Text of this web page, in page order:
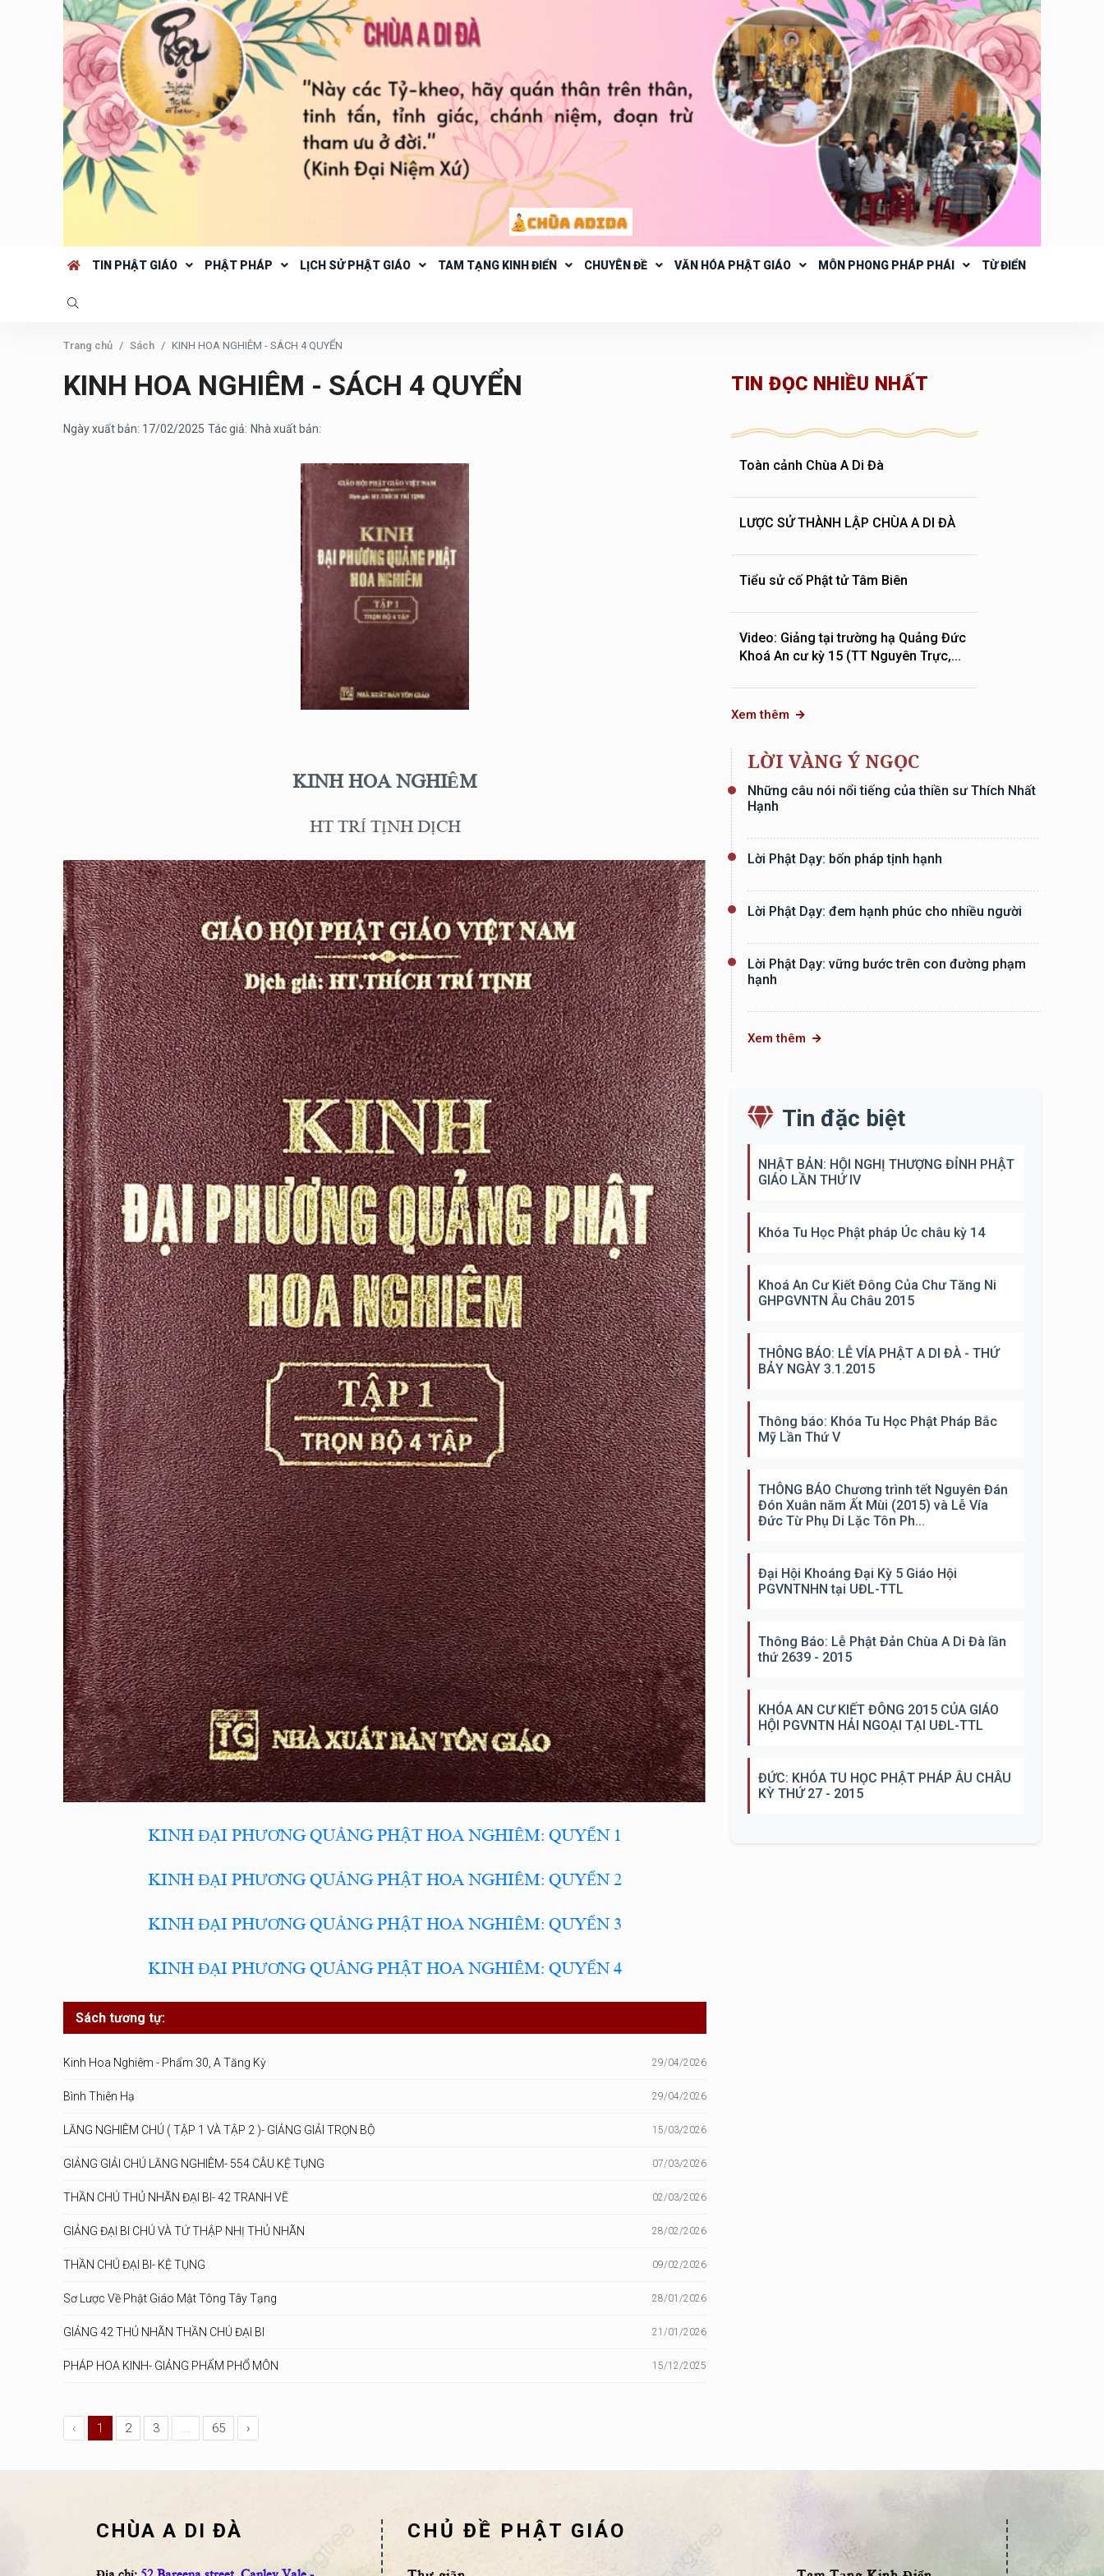
TIN PHẬT GIÁO PHẬT PHÁP LỊCH SỬ PHẬT GIÁO TAM TẠNG KINH ĐIỂN CHUYÊN ĐỀ VĂN HÓA PHẬT GIÁO MÔN PHONG PHÁP PHÁI TỪ ĐIỂN
Trang chủ Sách KINH HOA NGHIÊM - SÁCH 4 QUYỂN
KINH HOA NGHIÊM - SÁCH 4 QUYỂN
Ngày xuất bản: 17/02/2025 Tác giả: Nhà xuất bản:
KINH HOA NGHIÊM
HT TRÍ TỊNH DỊCH
KINH ĐẠI PHƯƠNG QUẢNG PHẬT HOA NGHIÊM: QUYỂN 1
KINH ĐẠI PHƯƠNG QUẢNG PHẬT HOA NGHIÊM: QUYỂN 2
KINH ĐẠI PHƯƠNG QUẢNG PHẬT HOA NGHIÊM: QUYỂN 3
KINH ĐẠI PHƯƠNG QUẢNG PHẬT HOA NGHIÊM: QUYỂN 4
Sách tương tự:
Kinh Hoa Nghiêm - Phẩm 30, A Tăng Kỳ 29/04/2026
Bình Thiên Hạ 29/04/2026
LĂNG NGHIÊM CHÚ ( TẬP 1 VÀ TẬP 2 )- GIẢNG GIẢI TRỌN BỘ 15/03/2026
GIẢNG GIẢI CHÚ LĂNG NGHIÊM- 554 CÂU KỆ TỤNG 07/03/2026
THẦN CHÚ THỦ NHÃN ĐẠI BI- 42 TRANH VẼ 02/03/2026
GIẢNG ĐẠI BI CHÚ VÀ TỨ THẬP NHỊ THỦ NHÃN 28/02/2026
THẦN CHÚ ĐẠI BI- KỆ TỤNG 09/02/2026
Sơ Lược Về Phật Giáo Mật Tông Tây Tạng 28/01/2026
GIẢNG 42 THỦ NHÃN THẦN CHÚ ĐẠI BI 21/01/2026
PHÁP HOA KINH- GIẢNG PHẨM PHỔ MÔN 15/12/2025
‹ 1 2 3 ... 65 ›
TIN ĐỌC NHIỀU NHẤT
Toàn cảnh Chùa A Di Đà
LƯỢC SỬ THÀNH LẬP CHÙA A DI ĐÀ
Tiểu sử cố Phật tử Tâm Biên
Video: Giảng tại trường hạ Quảng Đức
Khoá An cư kỳ 15 (TT Nguyên Trực,...
Xem thêm
LỜI VÀNG Ý NGỌC
Những câu nói nổi tiếng của thiền sư Thích Nhất
Hạnh
Lời Phật Dạy: bốn pháp tịnh hạnh
Lời Phật Dạy: đem hạnh phúc cho nhiều người
Lời Phật Dạy: vững bước trên con đường phạm
hạnh
Xem thêm
Tin đặc biệt
NHẬT BẢN: HỘI NGHỊ THƯỢNG ĐỈNH PHẬT
GIÁO LẦN THỨ IV
Khóa Tu Học Phật pháp Úc châu kỳ 14
Khoá An Cư Kiết Đông Của Chư Tăng Ni
GHPGVNTN Âu Châu 2015
THÔNG BÁO: LỄ VÍA PHẬT A DI ĐÀ - THỨ
BẢY NGÀY 3.1.2015
Thông báo: Khóa Tu Học Phật Pháp Bắc
Mỹ Lần Thứ V
THÔNG BÁO Chương trình tết Nguyên Đán
Đón Xuân năm Ất Mùi (2015) và Lễ Vía
Đức Từ Phụ Di Lặc Tôn Ph...
Đại Hội Khoáng Đại Kỳ 5 Giáo Hội
PGVNTNHN tại UĐL-TTL
Thông Báo: Lễ Phật Đản Chùa A Di Đà lần
thứ 2639 - 2015
KHÓA AN CƯ KIẾT ĐÔNG 2015 CỦA GIÁO
HỘI PGVNTN HẢI NGOẠI TẠI UĐL-TTL
ĐỨC: KHÓA TU HỌC PHẬT PHÁP ÂU CHÂU
KỲ THỨ 27 - 2015
CHÙA A DI ĐÀ CHỦ ĐỀ PHẬT GIÁO